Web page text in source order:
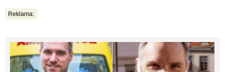
Reklama: